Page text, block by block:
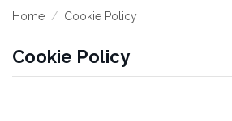
Home Cookie Policy
Cookie Policy